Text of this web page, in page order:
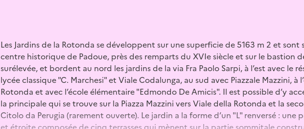
Les Jardins de la Rotonda se développent sur une superficie de 5163 m 2 et
centre historique de Padoue, près des remparts du XVIe siècle et sur le bastion
surélevée, et bordent au nord les jardins de la via Fra Paolo Sarpi, à l’est avec le
lycée classique "C. Marchesi" et Viale Codalunga, au sud avec Piazzale Mazzini, à
Rotonda et avec l’école élémentaire "Edmondo De Amicis". Il est possible d’y
la principale qui se trouve sur la Piazza Mazzini vers Viale della Rotonda et la
Citolo da Perugia (rarement ouverte). Le jardin a la forme d’un "L" renversé : une